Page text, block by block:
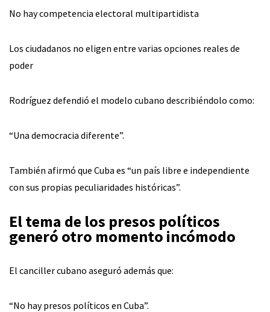
No hay competencia electoral multipartidista
Los ciudadanos no eligen entre varias opciones reales de
poder
Rodríguez defendió el modelo cubano describiéndolo como:
“Una democracia diferente”.
También afirmó que Cuba es “un país libre e independiente
con sus propias peculiaridades históricas”.
El tema de los presos políticos
generó otro momento incómodo
El canciller cubano aseguró además que:
“No hay presos políticos en Cuba”.